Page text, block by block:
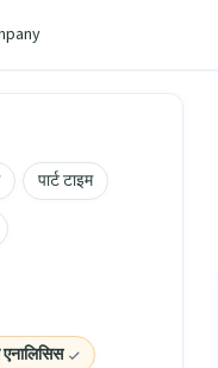
पार्ट टाइम